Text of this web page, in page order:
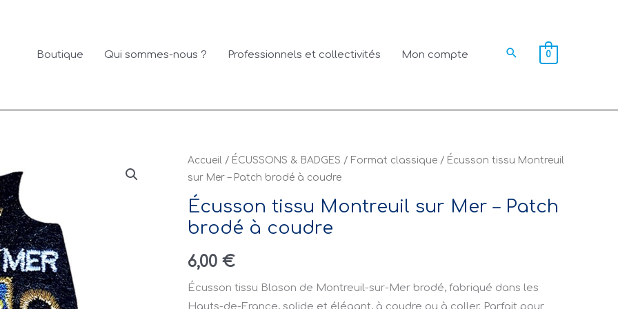
Boutique Qui sommes-nous ? Professionnels et collectivités Mon compte Rechercher
0
Accueil / ÉCUSSONS & BADGES / Format classique / Écusson tissu Montreuil
sur Mer – Patch brodé à coudre
Écusson tissu Montreuil sur Mer – Patch
brodé à coudre
6,00 €
Écusson tissu Blason de Montreuil-sur-Mer brodé, fabriqué dans les